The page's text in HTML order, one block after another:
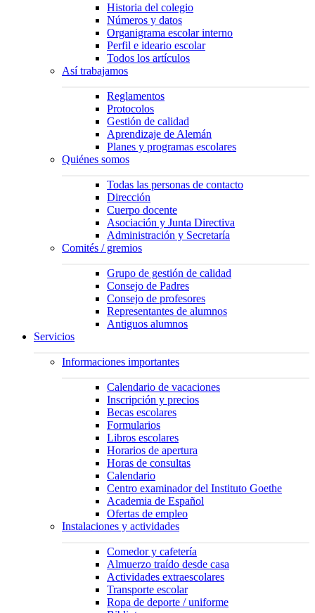
Historia del colegio
Números y datos
Organigrama escolar interno
Perfil e ideario escolar
Todos los artículos
Así trabajamos
Reglamentos
Protocolos
Gestión de calidad
Aprendizaje de Alemán
Planes y programas escolares
Quiénes somos
Todas las personas de contacto
Dirección
Cuerpo docente
Asociación y Junta Directiva
Administración y Secretaría
Comités / gremios
Grupo de gestión de calidad
Consejo de Padres
Consejo de profesores
Representantes de alumnos
Antiguos alumnos
Servicios
Informaciones importantes
Calendario de vacaciones
Inscripción y precios
Becas escolares
Formularios
Libros escolares
Horarios de apertura
Horas de consultas
Calendario
Centro examinador del Instituto Goethe
Academia de Español
Ofertas de empleo
Instalaciones y actividades
Comedor y cafetería
Almuerzo traído desde casa
Actividades extraescolares
Transporte escolar
Ropa de deporte / uniforme